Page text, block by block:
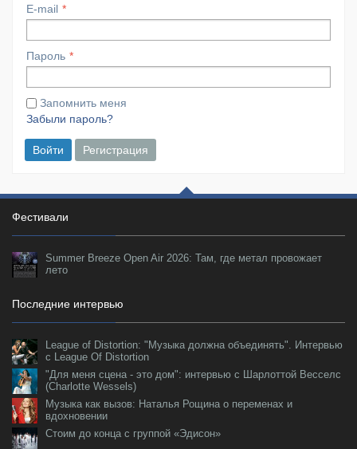
E-mail
Пароль
Запомнить меня
Забыли пароль?
Войти Регистрация
Фестивали
Summer Breeze Open Air 2026: Там, где метал провожает
лето
Последние интервью
League of Distortion: "Музыка должна объединять". Интервью
с League Of Distortion
"Для меня сцена - это дом": интервью с Шарлоттой Весселс
(Charlotte Wessels)
Музыка как вызов: Наталья Рощина о переменах и
вдохновении
Стоим до конца с группой «Эдисон»